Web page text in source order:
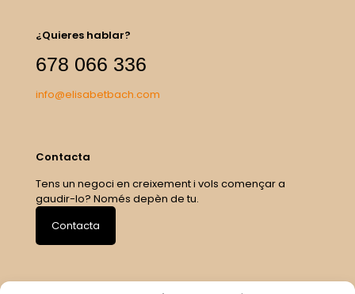
¿Quieres hablar?
678 066 336
info@elisabetbach.com
Contacta
Tens un negoci en creixement i vols començar a
gaudir-lo? Només depèn de tu.
Contacta